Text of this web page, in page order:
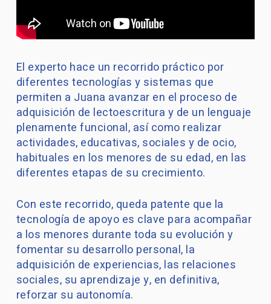
El experto hace un recorrido práctico por
diferentes tecnologías y sistemas que
permiten a Juana avanzar en el proceso de
adquisición de lectoescritura y de un lenguaje
plenamente funcional, así como realizar
actividades, educativas, sociales y de ocio,
habituales en los menores de su edad, en las
diferentes etapas de su crecimiento.
Con este recorrido, queda patente que la
tecnología de apoyo es clave para acompañar
a los menores durante toda su evolución y
fomentar su desarrollo personal, la
adquisición de experiencias, las relaciones
sociales, su aprendizaje y, en definitiva,
reforzar su autonomía.